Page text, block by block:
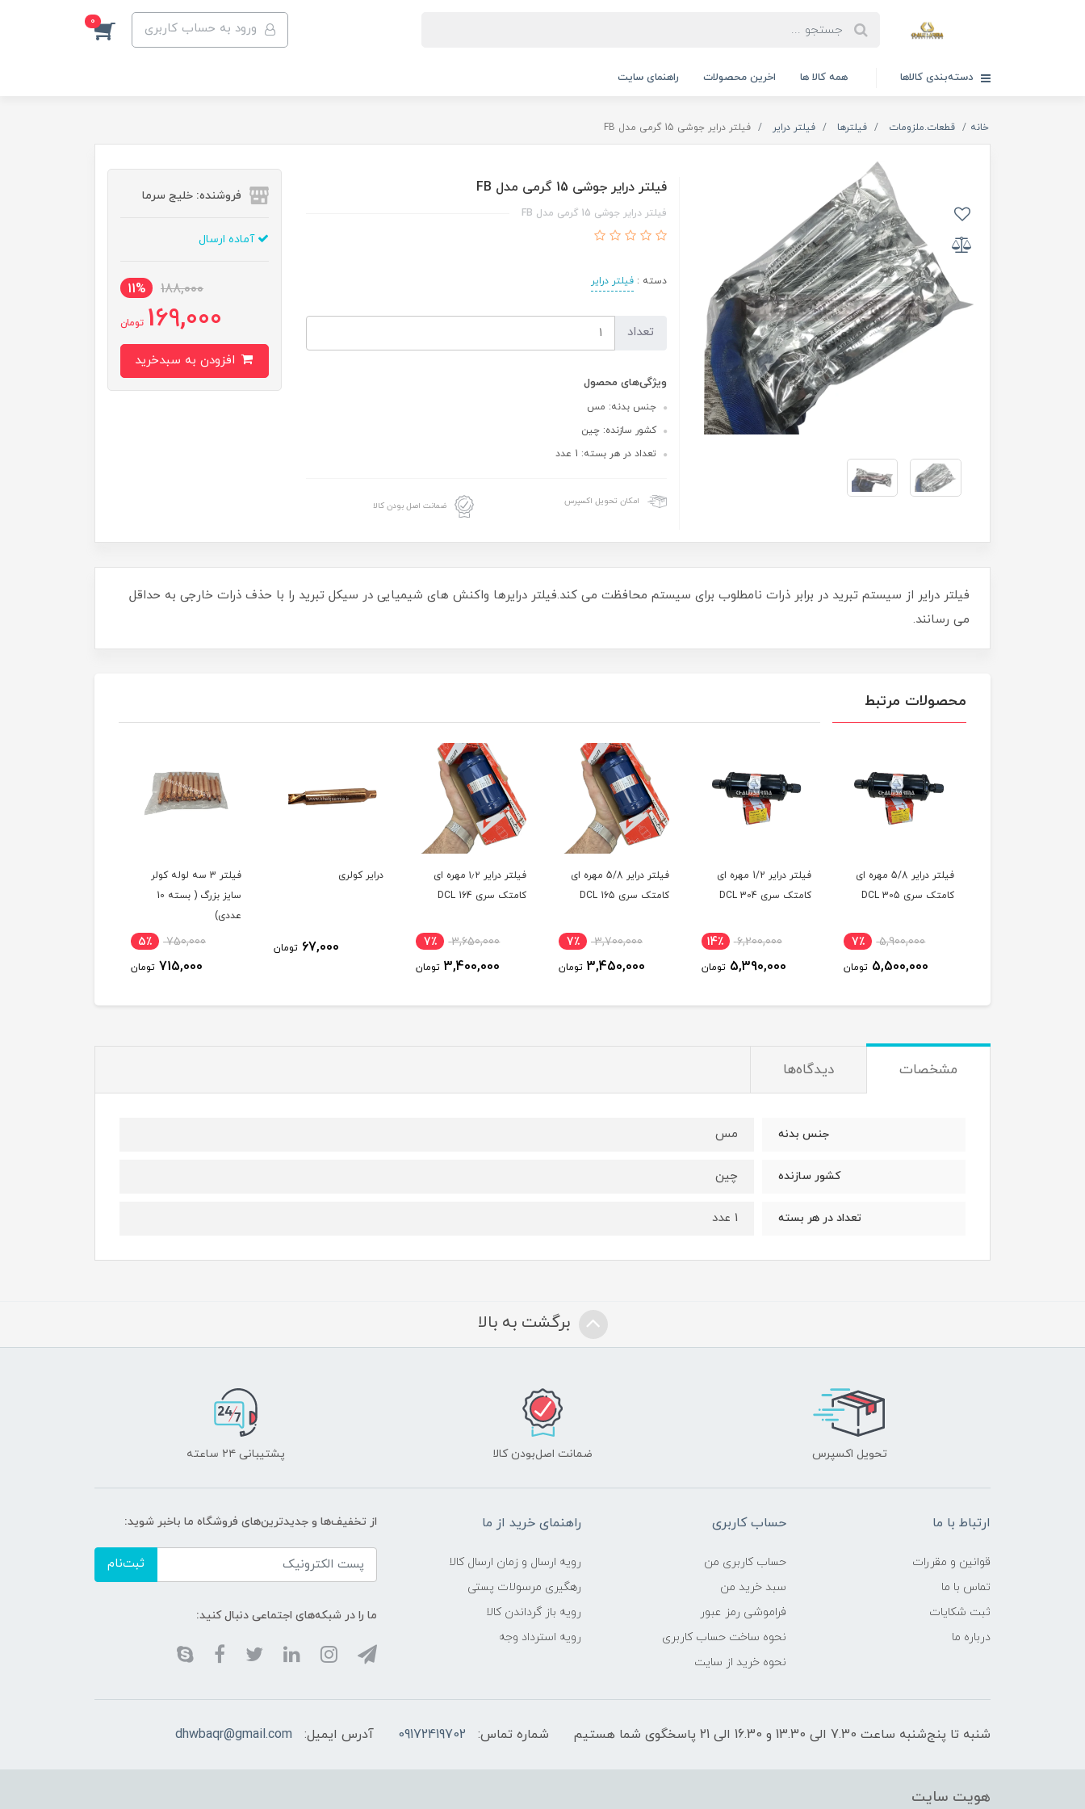
ورود به حساب کاربری 0
دسته‌بندی کالاها همه کالا ها اخرین محصولات راهنمای سایت
خانه قطعات.ملزومات فیلترها فیلتر درایر فیلتر درایر جوشی 15 گرمی مدل FB
فیلتر درایر جوشی 15 گرمی مدل FB
فیلتر درایر جوشی 15 گرمی مدل FB
دسته :فیلتر درایر
تعداد
ویژگی‌های محصول
جنس بدنه: مس
کشور سازنده: چین
تعداد در هر بسته: 1 عدد
امکان تحویل اکسپرس ضمانت اصل بودن کالا
فروشنده: خلیج سرما
آماده ارسال
188,000
11%
169,000 تومان
فیلتر درایر از سیستم تبرید در برابر ذرات نامطلوب برای سیستم محافظت می کند.فیلتر درایرها واکنش های شیمیایی در سیکل تبرید را با حذف ذرات خارجی به حداقل
می رسانند.
محصولات مرتبط
فیلتر درایر 5/8 مهره ای
کامتک سری DCL 305
5,900,000 7٪
5,500,000 تومان
فیلتر درایر 1/2 مهره ای
کامتک سری DCL 304
6,200,000 14٪
5,390,000 تومان
فیلتر درایر 5/8 مهره ای
کامتک سری DCL 165
3,700,000 7٪
3,450,000 تومان
فیلتر درایر ۱٫۲ مهره ای
کامتک سری DCL 164
3,650,000 7٪
3,400,000 تومان
درایر کولری
67,000 تومان
فیلتر 3 سه لوله کولر
سایز بزرگ ( بسته 10
عددی)
750,000 5٪
715,000 تومان
مشخصات دیدگاه‌ها
جنس بدنه مس
کشور سازنده چین
تعداد در هر بسته 1 عدد
برگشت به بالا
تحویل اکسپرس ضمانت اصل‌بودن کالا پشتیبانی ۲۴ ساعته
ارتباط با ما
قوانین و مقررات
تماس با ما
ثبت شکایات
درباره ما
حساب کاربری
حساب کاربری من
سبد خرید من
فراموشی رمز عبور
نحوه ساخت حساب کاربری
نحوه خرید از سایت
راهنمای خرید از ما
رویه ارسال و زمان ارسال کالا
رهگیری مرسولات پستی
رویه باز گرداندن کالا
رویه استرداد وجه
از تخفیف‌ها و جدیدترین‌های فروشگاه ما باخبر شوید:
ثبت‌نام
ما را در شبکه‌های اجتماعی دنبال کنید:
شنبه تا پنج‌شنبه ساعت 7.30 الی 13.30 و 16.30 الی 21 پاسخگوی شما هستیم شماره تماس: 09172419702 آدرس ایمیل: dhwbaqr@gmail.com
هویت سایت